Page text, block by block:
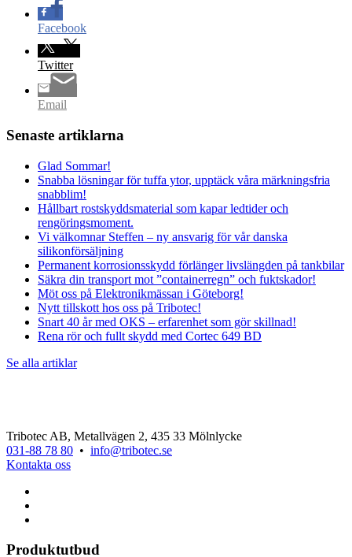
Facebook
Twitter
Email
Senaste artiklarna
Glad Sommar!
Snabba lösningar för tuffa ytor, upptäck våra märkningsfria
snabblim!
Hållbart rostskyddsmaterial som kapar ledtider och
rengöringsmoment.
Vi välkomnar Steffen – ny ansvarig för vår danska
silikonförsäljning
Permanent korrosionsskydd förlänger livslängden på tankbilar
Säkra din transport mot ”containerregn” och fuktskador!
Möt oss på Elektronikmässan i Göteborg!
Nytt tillskott hos oss på Tribotec!
Snart 40 år med OKS – erfarenhet som gör skillnad!
Rena rör och fullt skydd med Cortec 649 BD
Se alla artiklar
Tribotec AB, Metallvägen 2, 435 33 Mölnlycke
031-88 78 80 • info@tribotec.se
Kontakta oss
Produktutbud